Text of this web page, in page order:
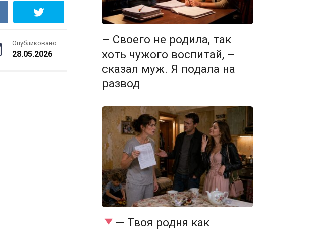
Опубликовано
28.05.2026
– Своего не родила, так
хоть чужого воспитай, –
сказал муж. Я подала на
развод
— Твоя родня как